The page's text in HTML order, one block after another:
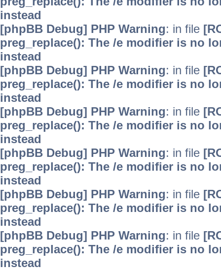
instead
[phpBB Debug] PHP Warning: in file
preg_replace(): The /e modifier is no
instead
[phpBB Debug] PHP Warning: in file
preg_replace(): The /e modifier is no
instead
[phpBB Debug] PHP Warning: in file
preg_replace(): The /e modifier is no
instead
[phpBB Debug] PHP Warning: in file
preg_replace(): The /e modifier is no
instead
[phpBB Debug] PHP Warning: in file
preg_replace(): The /e modifier is no
instead
[phpBB Debug] PHP Warning: in file
preg_replace(): The /e modifier is no
instead